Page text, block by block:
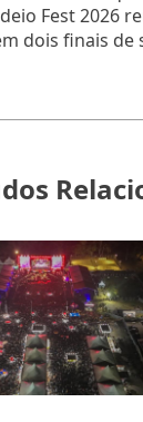
Fest 2026
dois finais de